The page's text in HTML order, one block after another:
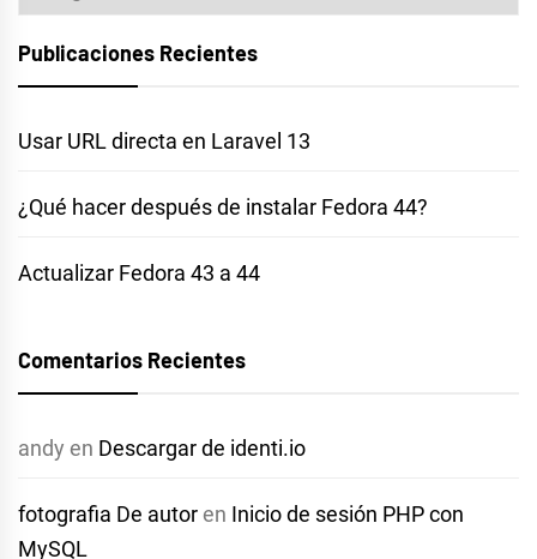
Publicaciones Recientes
Usar URL directa en Laravel 13
¿Qué hacer después de instalar Fedora 44?
Actualizar Fedora 43 a 44
Comentarios Recientes
andy en Descargar de identi.io
fotografia De autor en Inicio de sesión PHP con
MySQL